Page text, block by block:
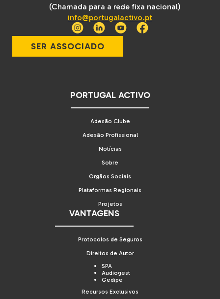
(Chamada para a rede fixa nacional)
info@portugalactivo.pt
SER ASSOCIADO
PORTUGAL ACTIVO
Adesão Clube
Adesão Profissional
Notícias
Sobre
Orgãos Sociais
Plataformas Regionais
Projetos
VANTAGENS
Protocolos de Seguros
Direitos de Autor
SPA
Audiogest
Gedipe
Recursos Exclusivos